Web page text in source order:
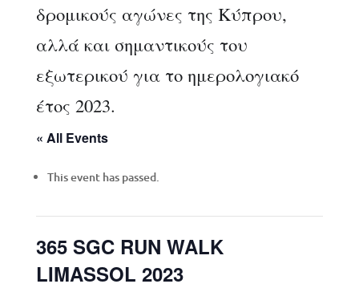
δρομικούς αγώνες της Κύπρου,
αλλά και σημαντικούς του
εξωτερικού για το ημερολογιακό
έτος 2023.
« All Events
This event has passed.
365 SGC RUN WALK
LIMASSOL 2023